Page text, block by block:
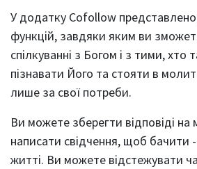
У додатку Cofollow представлено
функцій, завдяки яким ви
спілкуванні з Богом і з тими, хто
пізнавати Його та стояти в
лише за свої потреби.
Ви можете зберегти відповіді
написати свідчення, щоб бачити
житті. Ви можете відстежувати